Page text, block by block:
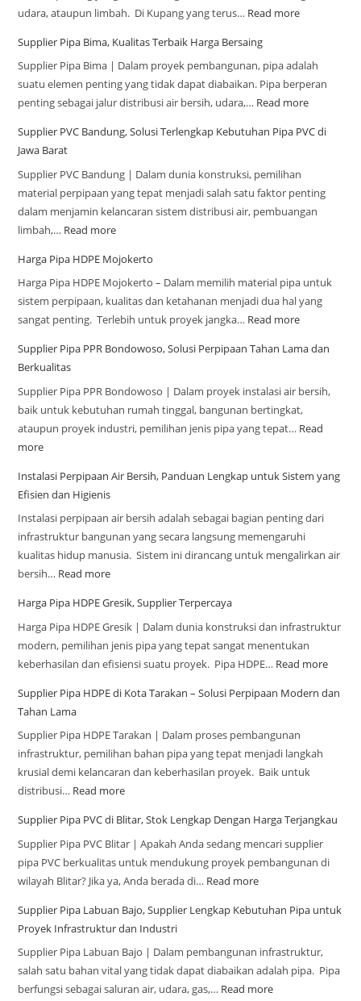
udara, ataupun limbah. Di Kupang yang terus… Read more
Supplier Pipa Bima, Kualitas Terbaik Harga Bersaing
Supplier Pipa Bima | Dalam proyek pembangunan, pipa adalah
suatu elemen penting yang tidak dapat diabaikan. Pipa berperan
penting sebagai jalur distribusi air bersih, udara,… Read more
Supplier PVC Bandung, Solusi Terlengkap Kebutuhan Pipa PVC di
Jawa Barat
Supplier PVC Bandung | Dalam dunia konstruksi, pemilihan
material perpipaan yang tepat menjadi salah satu faktor penting
dalam menjamin kelancaran sistem distribusi air, pembuangan
limbah,… Read more
Harga Pipa HDPE Mojokerto
Harga Pipa HDPE Mojokerto – Dalam memilih material pipa untuk
sistem perpipaan, kualitas dan ketahanan menjadi dua hal yang
sangat penting. Terlebih untuk proyek jangka… Read more
Supplier Pipa PPR Bondowoso, Solusi Perpipaan Tahan Lama dan
Berkualitas
Supplier Pipa PPR Bondowoso | Dalam proyek instalasi air bersih,
baik untuk kebutuhan rumah tinggal, bangunan bertingkat,
ataupun proyek industri, pemilihan jenis pipa yang tepat… Read
more
Instalasi Perpipaan Air Bersih, Panduan Lengkap untuk Sistem yang
Efisien dan Higienis
Instalasi perpipaan air bersih adalah sebagai bagian penting dari
infrastruktur bangunan yang secara langsung memengaruhi
kualitas hidup manusia. Sistem ini dirancang untuk mengalirkan air
bersih… Read more
Harga Pipa HDPE Gresik, Supplier Terpercaya
Harga Pipa HDPE Gresik | Dalam dunia konstruksi dan infrastruktur
modern, pemilihan jenis pipa yang tepat sangat menentukan
keberhasilan dan efisiensi suatu proyek. Pipa HDPE… Read more
Supplier Pipa HDPE di Kota Tarakan – Solusi Perpipaan Modern dan
Tahan Lama
Supplier Pipa HDPE Tarakan | Dalam proses pembangunan
infrastruktur, pemilihan bahan pipa yang tepat menjadi langkah
krusial demi kelancaran dan keberhasilan proyek. Baik untuk
distribusi… Read more
Supplier Pipa PVC di Blitar, Stok Lengkap Dengan Harga Terjangkau
Supplier Pipa PVC Blitar | Apakah Anda sedang mencari supplier
pipa PVC berkualitas untuk mendukung proyek pembangunan di
wilayah Blitar? Jika ya, Anda berada di… Read more
Supplier Pipa Labuan Bajo, Supplier Lengkap Kebutuhan Pipa untuk
Proyek Infrastruktur dan Industri
Supplier Pipa Labuan Bajo | Dalam pembangunan infrastruktur,
salah satu bahan vital yang tidak dapat diabaikan adalah pipa. Pipa
berfungsi sebagai saluran air, udara, gas,… Read more